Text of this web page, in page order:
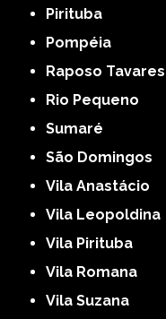
Pirituba
Pompéia
Raposo Tavares
Rio Pequeno
Sumaré
São Domingos
Vila Anastácio
Vila Leopoldina
Vila Pirituba
Vila Romana
Vila Suzana